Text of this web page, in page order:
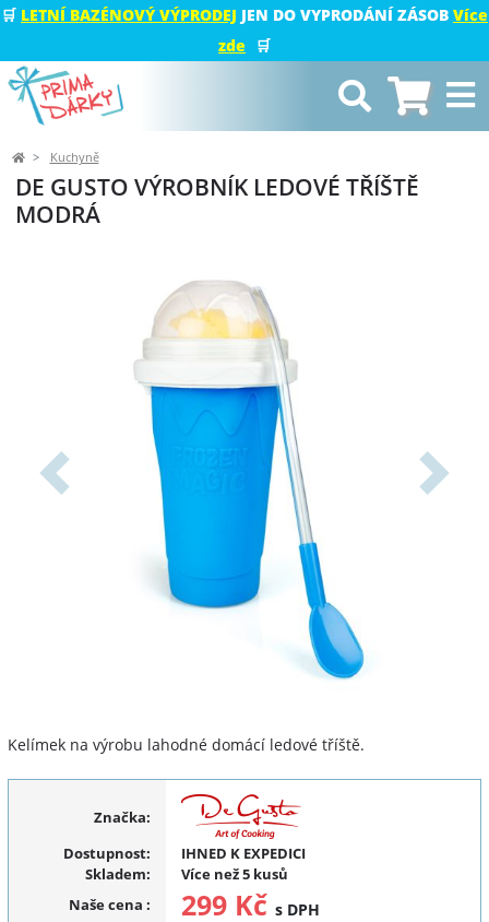
🛒 LETNÍ BAZÉNOVÝ VÝPRODEJ JEN DO VYPRODÁNÍ ZÁSOB Více
zde
🛒
Kuchyně
DE GUSTO VÝROBNÍK LEDOVÉ TŘÍŠTĚ
MODRÁ
Předchozí Další
Kelímek na výrobu lahodné domácí ledové tříště.
Značka:
Dostupnost:
IHNED K EXPEDICI
Skladem:
Více než 5 kusů
Naše cena : 299 Kč s DPH